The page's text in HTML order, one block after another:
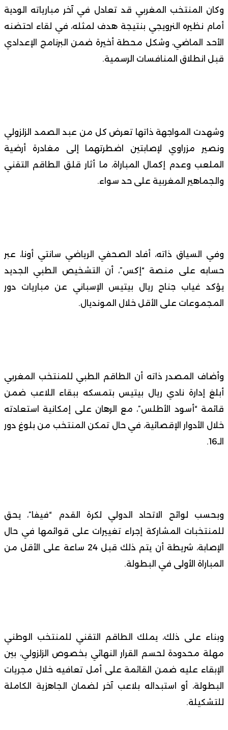
وكان المنتخب المغربي قد تعادل في آخر مبارياته الودية
أمام نظيره النرويجي بنتيجة هدف لمثله، في لقاء احتضنه
الأحد الماضي، وشكل محطة أخيرة ضمن البرنامج الإعدادي
قبل انطلاق المنافسات الرسمية.
وشهدت المواجهة ذاتها تعرض كل من عبد الصمد الزلزولي
ونصير مزراوي لإصابتين اضطرتهما إلى مغادرة أرضية
الملعب وعدم إكمال المباراة، ما أثار قلق الطاقم التقني
والجماهير المغربية على حد سواء.
وفي السياق ذاته، أفاد الصحفي الرياضي سانتي أونا، عبر
حسابه على منصة “إكس”، أن التشخيص الطبي الجديد
يؤكد غياب جناح ريال بيتيس الإسباني عن مباريات دور
المجموعات على الأقل خلال المونديال.
وأضاف المصدر ذاته أن الطاقم الطبي للمنتخب المغربي
أبلغ إدارة نادي ريال بيتيس بتمسكه ببقاء اللاعب ضمن
قائمة “أسود الأطلس”، مع الرهان على إمكانية استعادته
خلال الأدوار الإقصائية، في حال تمكن المنتخب من بلوغ دور
الـ16.
وبحسب لوائح الاتحاد الدولي لكرة القدم “فيفا”، يحق
للمنتخبات المشاركة إجراء تغييرات على قوائمها في حال
الإصابة، شريطة أن يتم ذلك قبل 24 ساعة على الأقل من
المباراة الأولى في البطولة.
وبناء على ذلك، يملك الطاقم التقني للمنتخب الوطني
مهلة محدودة لحسم القرار النهائي بخصوص الزلزولي، بين
الإبقاء عليه ضمن القائمة على أمل تعافيه خلال مجريات
البطولة، أو استبداله بلاعب آخر لضمان الجاهزية الكاملة
للتشكيلة.